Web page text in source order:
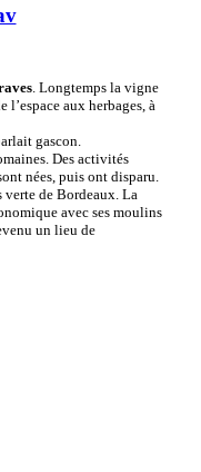
. Longtemps la vigne
aux herbages, à
gascon.
Des activités
nées, puis ont disparu.
de Bordeaux. La
avec ses moulins
un lieu de